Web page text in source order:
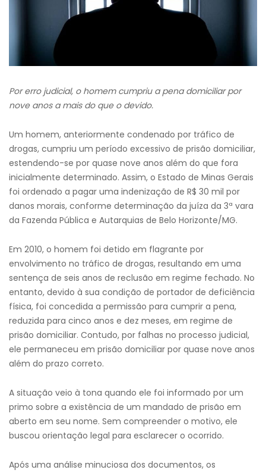
Por erro judicial, o homem cumpriu a pena domiciliar por
nove anos a mais do que o devido.
Um homem, anteriormente condenado por tráfico de
drogas, cumpriu um período excessivo de prisão domiciliar,
estendendo-se por quase nove anos além do que fora
inicialmente determinado. Assim, o Estado de Minas Gerais
foi ordenado a pagar uma indenização de R$ 30 mil por
danos morais, conforme determinação da juíza da 3ª vara
da Fazenda Pública e Autarquias de Belo Horizonte/MG.
Em 2010, o homem foi detido em flagrante por
envolvimento no tráfico de drogas, resultando em uma
sentença de seis anos de reclusão em regime fechado. No
entanto, devido à sua condição de portador de deficiência
física, foi concedida a permissão para cumprir a pena,
reduzida para cinco anos e dez meses, em regime de
prisão domiciliar. Contudo, por falhas no processo judicial,
ele permaneceu em prisão domiciliar por quase nove anos
além do prazo correto.
A situação veio à tona quando ele foi informado por um
primo sobre a existência de um mandado de prisão em
aberto em seu nome. Sem compreender o motivo, ele
buscou orientação legal para esclarecer o ocorrido.
Após uma análise minuciosa dos documentos, os